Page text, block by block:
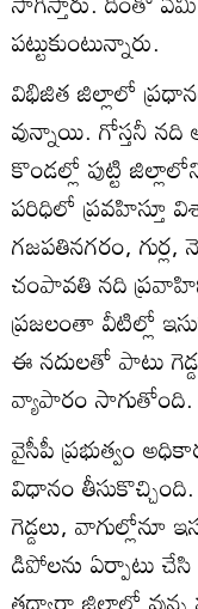
పట్టుకుంటున్నారు.
విభిజిత జిల్లాలో
వున్నాయి. గోస్తనీ
కొండల్లో పుట్టి
పరిధిలో ప్రవహిస్తూ
గజపతినగరం,
చంపావతి నది
ప్రజలంతా వీటిల్లో
ఈ నదులతో పాటు
వ్యాపారం సాగుతోంది.
వైసీపీ ప్రభుత్వం
విధానం
గెడ్డలు, వాగుల్లోనూ
డిపోలను ఏర్పాటు చేసి